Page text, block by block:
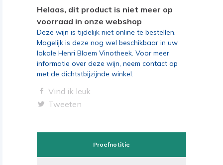
Helaas, dit product is niet meer op
voorraad in onze webshop
Deze wijn is tijdelijk niet online te bestellen.
Mogelijk is deze nog wel beschikbaar in uw
lokale Henri Bloem Vinotheek. Voor meer
informatie over deze wijn, neem contact op
met de dichtstbijzijnde winkel.
Vind ik leuk
Tweeten
Proefnotitie